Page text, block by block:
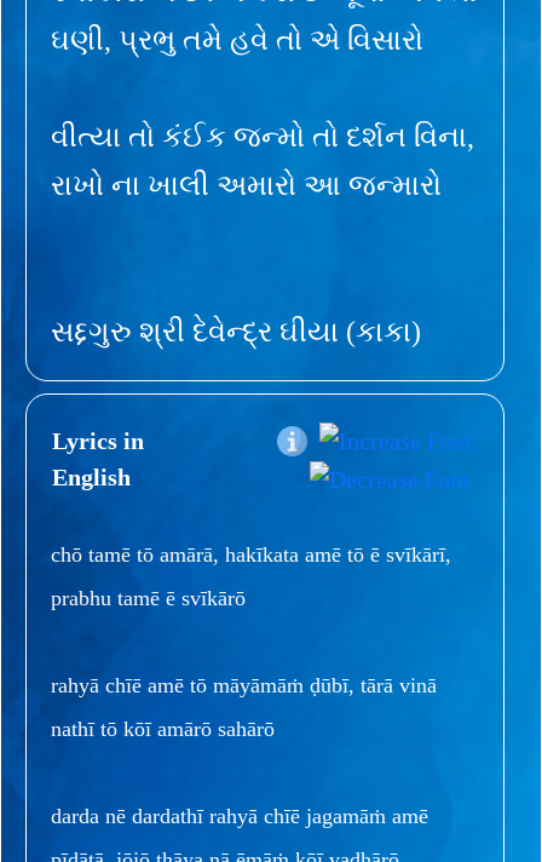
ઘણી, પ્રભુ તમે હવે તો એ વિસારો
વીત્યા તો કંઈક જન્મો તો દર્શન વિના,
રાખો ના ખાલી અમારો આ જન્મારો
સદ્દગુરુ શ્રી દેવેન્દ્ર ઘીયા (કાકા)
Lyrics in
English
chō tamē tō amārā, hakīkata amē tō ē svīkārī,
prabhu tamē ē svīkārō
rahyā chīē amē tō māyāmāṁ ḍūbī, tārā vinā
nathī tō kōī amārō sahārō
darda nē dardathī rahyā chīē jagamāṁ amē